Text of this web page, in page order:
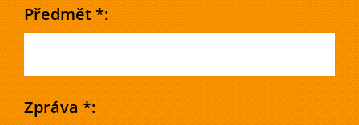
Předmět *:
Zpráva *: